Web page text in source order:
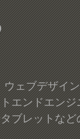
ェブデザイ
エンドエンジ
ブレットなど